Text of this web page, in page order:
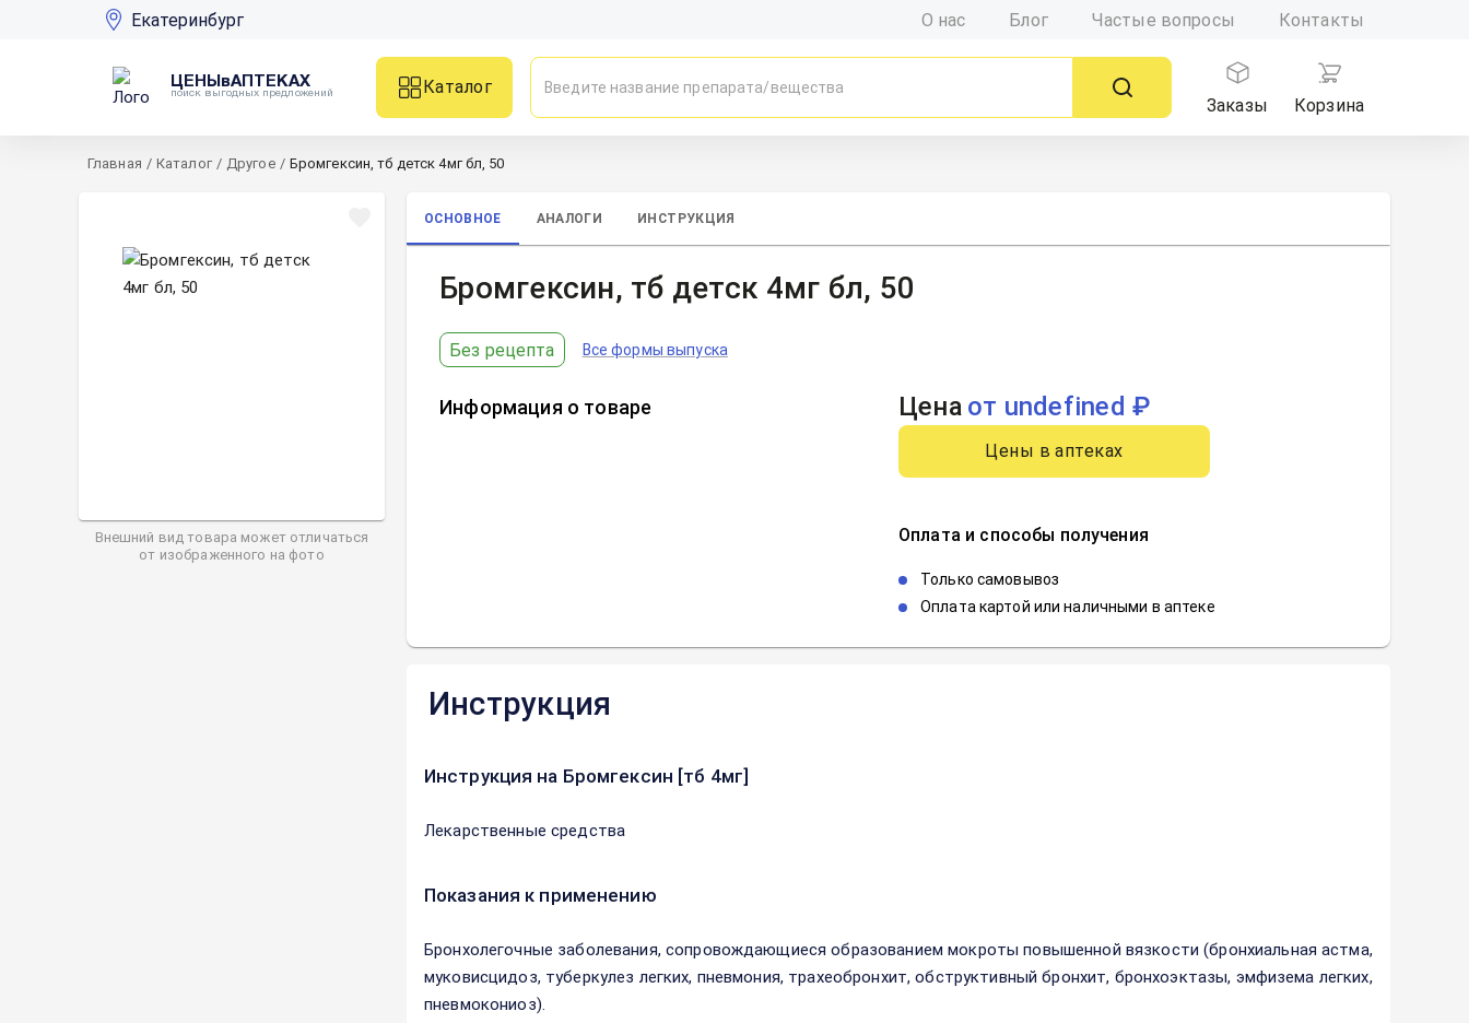
Екатеринбург О нас Блог Частые вопросы Контакты
ЦЕНЫвАПТЕКАХ
поиск выгодных предложений
Каталог
Заказы
Корзина
Главная / Каталог / Другое / Бромгексин, тб детск 4мг бл, 50
Внешний вид товара может отличаться
от изображенного на фото
ОСНОВНОЕ АНАЛОГИ ИНСТРУКЦИЯ
Бромгексин, тб детск 4мг бл, 50
Без рецепта Все формы выпуска
Информация о товаре Цена от undefined ₽
Цены в аптеках
Оплата и способы получения
Только самовывоз
Оплата картой или наличными в аптеке
Инструкция
Инструкция на Бромгексин [тб 4мг]
Лекарственные средства
Показания к применению
Бронхолегочные заболевания, сопровождающиеся образованием мокроты повышенной вязкости (бронхиальная астма,
муковисцидоз, туберкулез легких, пневмония, трахеобронхит, обструктивный бронхит, бронхоэктазы, эмфизема легких,
пневмокониоз).